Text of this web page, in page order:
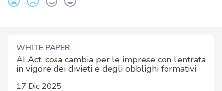
WHITE PAPER
AI Act: cosa cambia per le imprese con l’entrata
in vigore dei divieti e degli obblighi formativi
17 Dic 2025